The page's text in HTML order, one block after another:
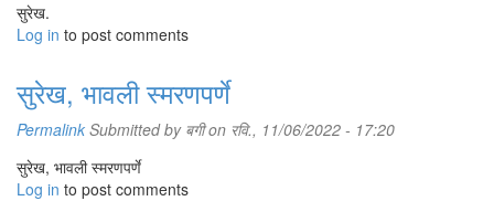
सुरेख.
Log in to post comments
सुरेख, भावली स्मरणपर्णे
Permalink Submitted by बगीon रवि., 11/06/2022 - 17:20
सुरेख, भावली स्मरणपर्णे
Log in to post comments